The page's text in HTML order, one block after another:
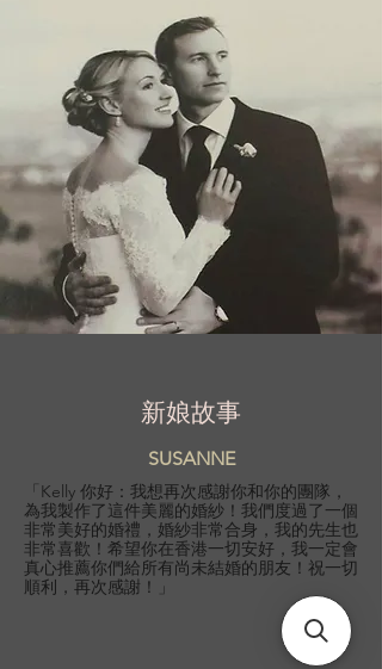
新娘故事
SUSANNE
「Kelly 你好：我想再次感謝你和你的團隊，
為我製作了這件美麗的婚紗！我們度過了一個
非常美好的婚禮，婚紗非常合身，我的先生也
非常喜歡！希望你在香港一切安好，我一定會
真心推薦你們給所有尚未結婚的朋友！祝一切
順利，再次感謝！」